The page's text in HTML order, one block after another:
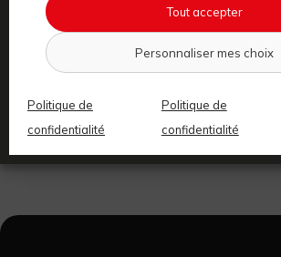
Tout accepter
Personnaliser mes choix
Politique de
confidentialité
Politique de
confidentialité
Économisez de 120€ à plus de
Durée : 12 mois minimum, en